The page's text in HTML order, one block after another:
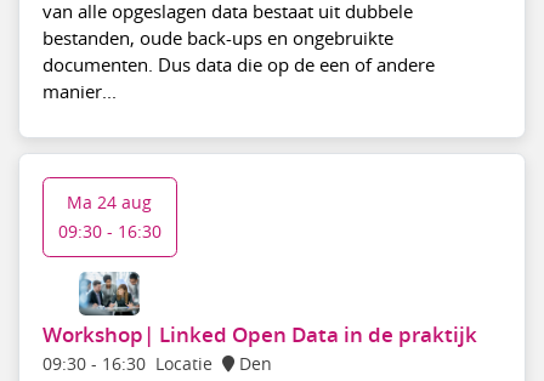
van alle opgeslagen data bestaat uit dubbele
bestanden, oude back-ups en ongebruikte
documenten. Dus data die op de een of andere
manier...
Workshop| Linked Open Data in de praktijk
09:30- 16:30 Locatie
Den
Ma 24 aug
09:30 - 16:30